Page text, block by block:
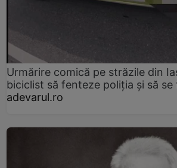
Urmărire comică pe străzile din
biciclist să fenteze poliția și să se
adevarul.ro